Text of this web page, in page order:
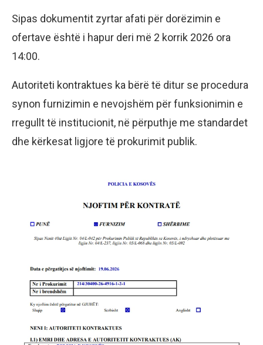
Sipas dokumentit zyrtar afati për dorëzimin e
ofertave është i hapur deri më 2 korrik 2026 ora
14:00.
Autoriteti kontraktues ka bërë të ditur se procedura
synon furnizimin e nevojshëm për funksionimin e
rregullt të institucionit, në përputhje me standardet
dhe kërkesat ligjore të prokurimit publik.